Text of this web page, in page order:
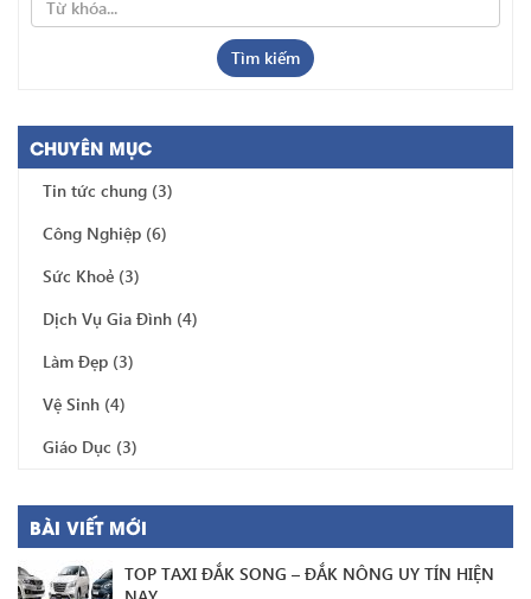
Tìm kiếm
CHUYÊN MỤC
Tin tức chung (3)
Công Nghiệp (6)
Sức Khoẻ (3)
Dịch Vụ Gia Đình (4)
Làm Đẹp (3)
Vệ Sinh (4)
Giáo Dục (3)
BÀI VIẾT MỚI
TOP TAXI ĐẮK SONG – ĐẮK NÔNG UY TÍN HIỆN